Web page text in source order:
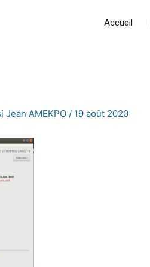
Accueil
Jean AMEKPO / 19 août 2020